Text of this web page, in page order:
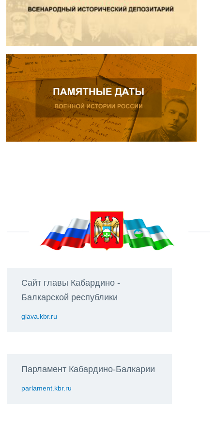
Сайт главы Кабардино -
Балкарской республики
glava.kbr.ru
Парламент Кабардино-Балкарии
parlament.kbr.ru